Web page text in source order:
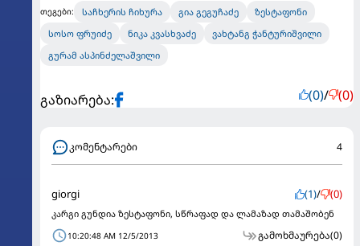
თეგები: საჩხერის ჩიხურა გია გეგუჩაძე
ზესტაფონი
სოსო ფრუიძე
ნიკა კვასხვაძე
ვახტანგ ჭანტურიშვილი
გურამ ასპინძელაშვილი
გაზიარება: (0)/ (0)
კომენტარები 4
giorgi (1)/ (0)
კარგი გუნდია ზესტაფონი, სწრაფად და ლამაზად თამაშობენ
10:20:48 AM 12/5/2013 გამოხმაურება(0)